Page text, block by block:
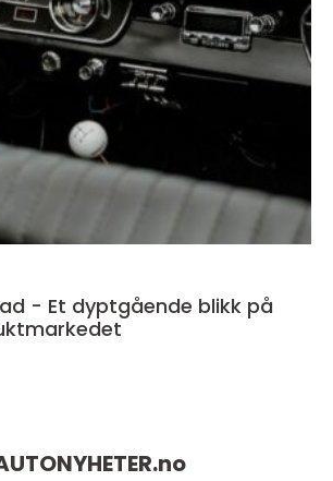
- Et dyptgående blikk på
no